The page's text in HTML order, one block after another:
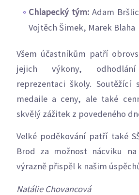
Chlapecký tým:Adam
Vojtěch Šimek, Marek Blaha
Všem účastníkům patří
jejich výkony,
reprezentaci školy. Soutěžící
medaile a ceny, ale také
skvělý zážitek z povedeného
Velké poděkování patří také
Brod za možnost nácviku
výrazně přispěl k našim
Natálie Chovancová